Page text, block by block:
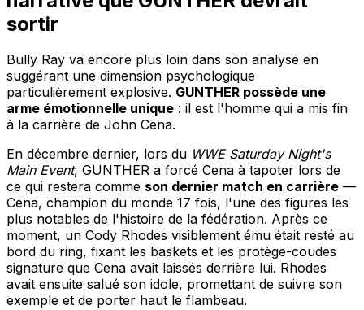
sortir
Bully Ray va encore plus loin dans son analyse en
suggérant une dimension psychologique
particulièrement explosive. GUNTHER possède une
arme émotionnelle unique : il est l'homme qui a mis fin
à la carrière de John Cena.
En décembre dernier, lors du WWE Saturday Night's
Main Event, GUNTHER a forcé Cena à tapoter lors de
ce qui restera comme son dernier match en carrière —
Cena, champion du monde 17 fois, l'une des figures les
plus notables de l'histoire de la fédération. Après ce
moment, un Cody Rhodes visiblement ému était resté au
bord du ring, fixant les baskets et les protège-coudes
signature que Cena avait laissés derrière lui. Rhodes
avait ensuite salué son idole, promettant de suivre son
exemple et de porter haut le flambeau.